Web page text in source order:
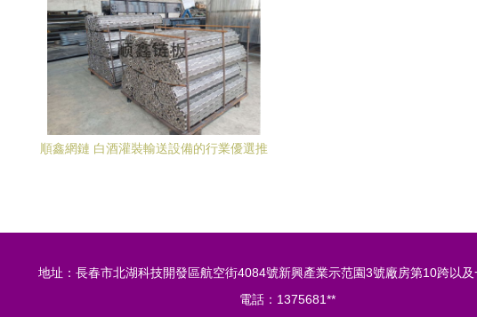
順鑫網鏈 白酒灌裝輸送設備的行業優選推
地址：長春市北湖科技開發區航空街4084號新興產業示范園3號廠房第10跨以
電話：1375681**